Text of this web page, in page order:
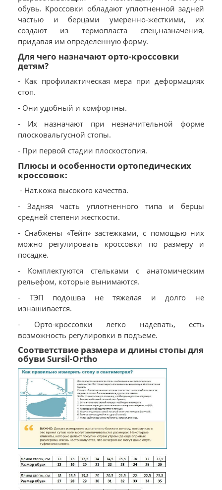
обувь. Кроссовки обладают уплотненной задней
частью и берцами умеренно-жесткими, их
создают из термопласта спец.назначения,
придавая им определенную форму.
Для чего назначают орто-кроссовки
детям?
- Как профилактическая мера при деформациях
стоп.
- Они удобный и комфортны.
- Их назначают при незначительной форме
плосковальгусной стопы.
- При первой стадии плоскостопия.
Плюсы и особенности ортопедических
кроссовок:
- Нат.кожа высокого качества.
- Задняя часть уплотненного типа и берцы
средней степени жесткости.
- Снабжены «Тейп» застежками, с помощью них
можно регулировать кроссовки по размеру и
посадке.
- Комплектуются стельками с анатомическим
рельефом, которые вынимаются.
- ТЭП подошва не тяжелая и долго не
изнашивается.
- Орто-кроссовки легко надевать, есть
возможность регулировки в подъеме.
Соответствие размера и длины стопы для
обуви Sursil-Ortho